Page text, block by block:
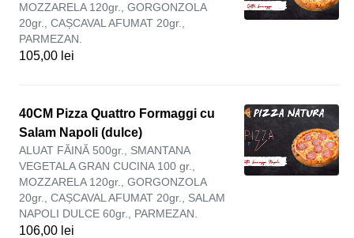
MOZZARELA 120gr., GORGONZOLA
20gr., CAȘCAVAL AFUMAT 20gr.,
PARMEZAN.
105,00 lei
40CM Pizza Quattro Formaggi cu
Salam Napoli (dulce)
ALUAT FĂINĂ 500gr., SMANTANA
VEGETALA GRAN CUCINA 100 gr.,
MOZZARELA 120gr., GORGONZOLA
20gr., CAȘCAVAL AFUMAT 20gr., SALAM
NAPOLI DULCE 60gr., PARMEZAN.
106,00 lei